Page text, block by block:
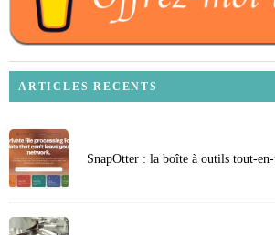
ARTICLES RECENTS
SnapOtter : la boîte à outils tout-